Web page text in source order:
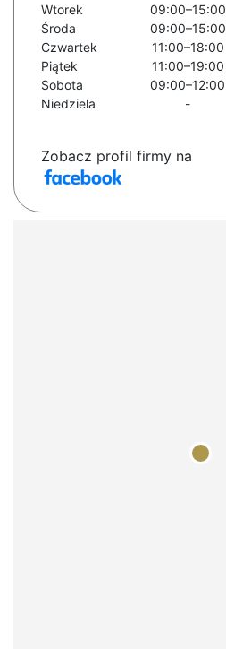
Wtorek
09:00–15:00
Środa
09:00–15:00
Czwartek
11:00–18:00
Piątek
11:00–19:00
Sobota
09:00–12:00
Niedziela
-
Zobacz profil firmy na